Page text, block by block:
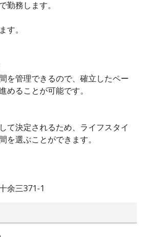
勤務します。
す。
を管理できるので、確立したペー
めることが可能です。
て決定されるため、ライフスタイ
を選ぶことができます。
余三371-1